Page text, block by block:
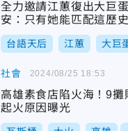
全力邀請江蕙復出大巨
安：只有她能匹配這歷
台語天后 江蕙 大巨
社會
高雄素食店陷火海！9
起火原因曝光
2024/08/25 18:53